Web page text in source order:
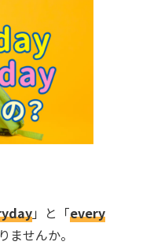
」と「every
ませんか。